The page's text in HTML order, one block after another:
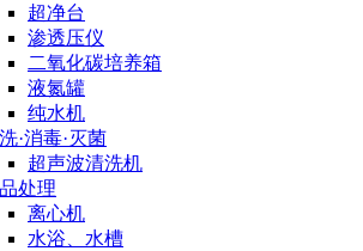
超净台
渗透压仪
二氧化碳培养箱
液氮罐
纯水机
·消毒·灭菌
超声波清洗机
处理
离心机
水浴、水槽